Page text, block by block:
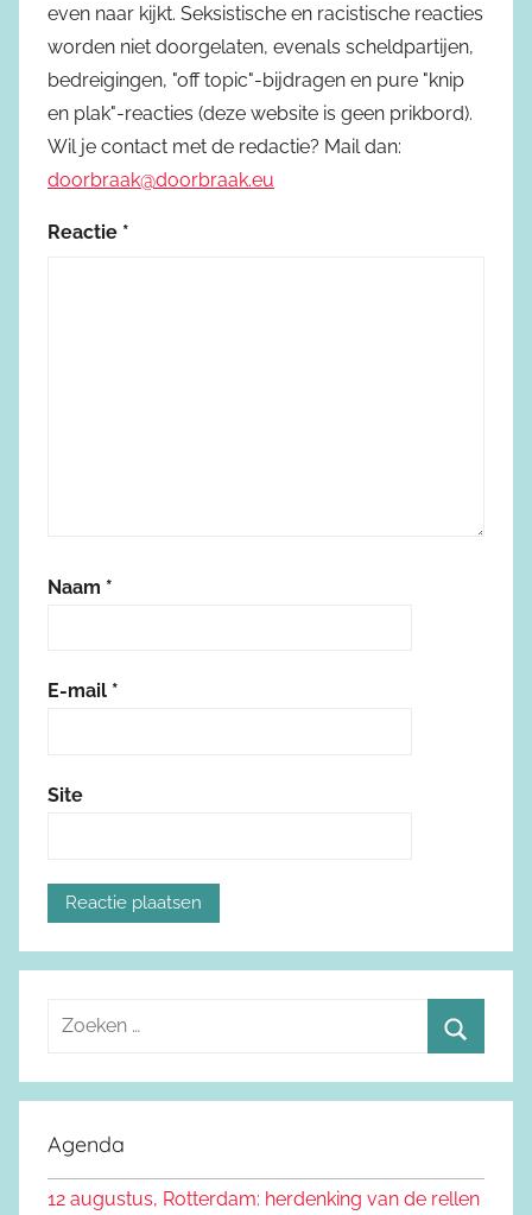
even naar kijkt. Seksistische en racistische reacties
worden niet doorgelaten, evenals scheldpartijen,
bedreigingen, "off topic"-bijdragen en pure "knip
en plak"-reacties (deze website is geen prikbord).
Wil je contact met de redactie? Mail dan:
doorbraak@doorbraak.eu
Reactie *
Naam *
E-mail *
Site
e
e
n
o
e
Agenda
12 augustus, Rotterdam: herdenking van de rellen